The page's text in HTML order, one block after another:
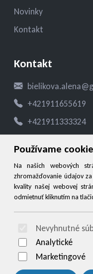
Používame
Na našich webových
zhromažďovanie údajov
kvality našej webovej
odmietnuť kliknutím na
Nevyhnutné
Analytické
Marketingové
Novinky
Kontakt
Kontakt
+421911655619
+421911333324
Social
Facebook
Instagram
WhatsApp
© 2026 Arrabella s.r.o.,